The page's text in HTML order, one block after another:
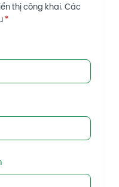
thị công khai. Các
*